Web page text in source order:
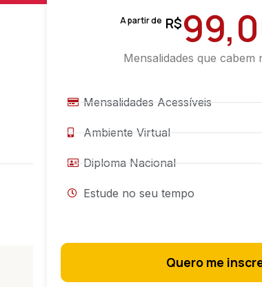
A partir de R$
Mensalidades que cabem
Mensalidades Acessíveis
Ambiente Virtual
Diploma Nacional
Estude no seu tempo
Quero me